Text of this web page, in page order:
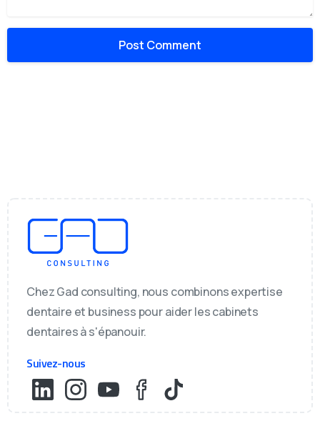
Chez Gad consulting, nous combinons expertise
dentaire et business pour aider les cabinets
dentaires à s'épanouir.
Suivez-nous